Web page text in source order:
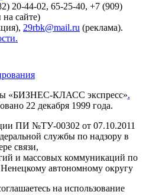
20-44-02, 65-25-40, +7 (909)
на сайте)
29rbk@mail.ru (реклама).
«БИЗНЕС-КЛАСС экспресс».
22 декабря 1999 года.
ПИ №ТУ-00302 от 07.10.2011
службы по надзору в
связи,
и массовых коммуникаций по
автономному округу
на использование